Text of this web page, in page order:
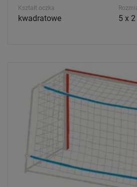
Kształt oczka
kwadratowe 5 x